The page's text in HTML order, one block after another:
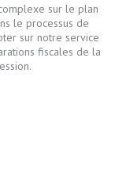
sur le plan
le processus de
sur notre service
fiscales de la